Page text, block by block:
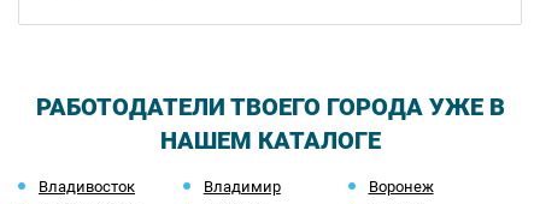
РАБОТОДАТЕЛИ ТВОЕГО ГОРОДА УЖЕ В
НАШЕМ КАТАЛОГЕ
Владивосток Владимир
Воронеж